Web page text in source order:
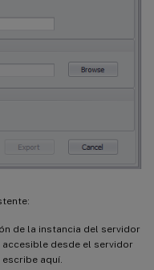
de la instancia del servidor
accesible desde el servidor
aquí.